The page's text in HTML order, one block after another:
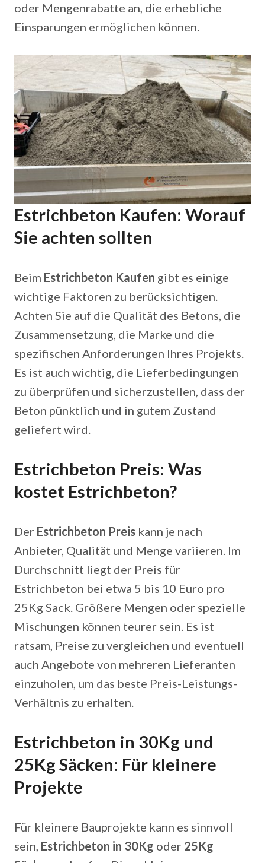
oder Mengenrabatte an, die erhebliche
Einsparungen ermöglichen können.
Estrichbeton Kaufen: Worauf
Sie achten sollten
Beim Estrichbeton Kaufen gibt es einige
wichtige Faktoren zu berücksichtigen.
Achten Sie auf die Qualität des Betons, die
Zusammensetzung, die Marke und die
spezifischen Anforderungen Ihres Projekts.
Es ist auch wichtig, die Lieferbedingungen
zu überprüfen und sicherzustellen, dass der
Beton pünktlich und in gutem Zustand
geliefert wird.
Estrichbeton Preis: Was
kostet Estrichbeton?
Der Estrichbeton Preis kann je nach
Anbieter, Qualität und Menge variieren. Im
Durchschnitt liegt der Preis für
Estrichbeton bei etwa 5 bis 10 Euro pro
25Kg Sack. Größere Mengen oder spezielle
Mischungen können teurer sein. Es ist
ratsam, Preise zu vergleichen und eventuell
auch Angebote von mehreren Lieferanten
einzuholen, um das beste Preis-Leistungs-
Verhältnis zu erhalten.
Estrichbeton in 30Kg und
25Kg Säcken: Für kleinere
Projekte
Für kleinere Bauprojekte kann es sinnvoll
sein, Estrichbeton in 30Kg oder 25Kg